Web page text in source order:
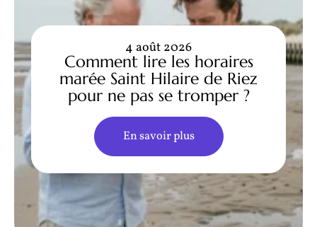
Comment lire les horaires
marée Saint Hilaire de Riez
pour ne pas se tromper ?
4 août 2026
En savoir plus